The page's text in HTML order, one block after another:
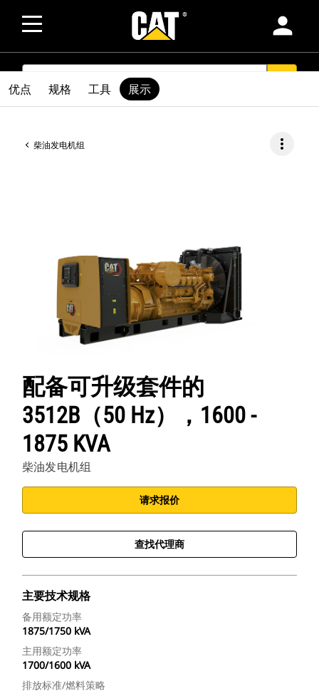
person
SEARCH
柴油发电机组 more_vert
配备可升级套件的
3512B（50 Hz），1600 -
1875 KVA
柴油发电机组
请求报价
查找代理商
主要技术规格
备用额定功率
1875/1750 kVA
主用额定功率
1700/1600 kVA
排放标准/燃料策略
优点 规格 工具 展示